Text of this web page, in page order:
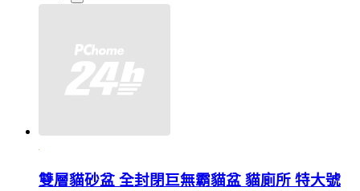
雙層貓砂盆 全封閉巨無霸貓盆 貓廁所 特大號